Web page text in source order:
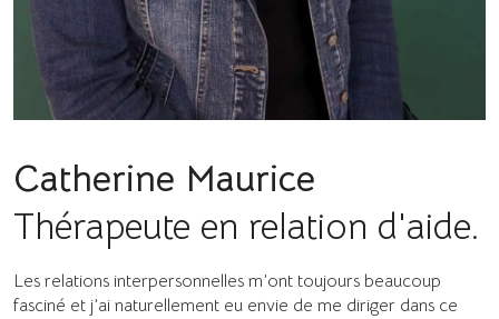
Catherine Maurice
Thérapeute en relation d'aide.
Les relations interpersonnelles m’ont toujours beaucoup
fasciné et j’ai naturellement eu envie de me diriger dans ce